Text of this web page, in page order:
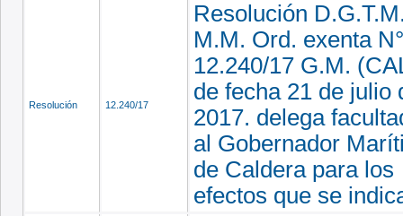
Resolución 12.240/17
Resolución
M.M. Ord. exenta N°
12.240/17 G.M.
de fecha 21 de julio
2017. delega
al Gobernador
de Caldera para los
efectos que se